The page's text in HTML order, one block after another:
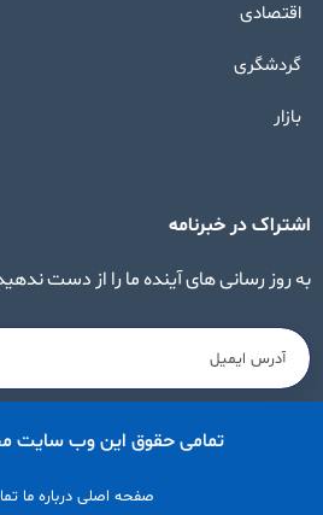
اقتصادی
گردشگری
بازار
اشتراک در خبرنامه
به روز رسانی های آینده ما را از دست
تمامی حقوق این وب سایت
صفحه اصلی درباره ما